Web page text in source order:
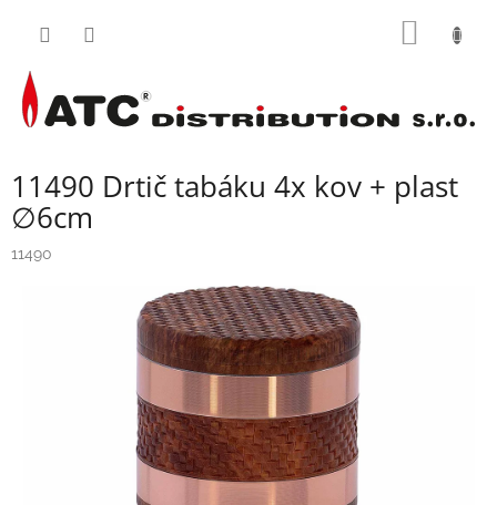
11490 Drtič tabáku 4x kov + plast
∅6cm
11490